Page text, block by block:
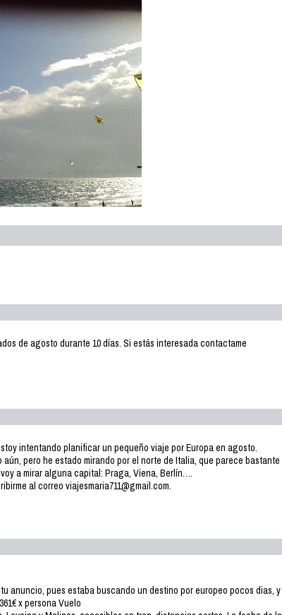
de agosto durante 10 días. Si estás interesada contactame
intentando planificar un pequeño viaje por Europa en agosto.
pero he estado mirando por el norte de Italia, que parece bastante
a mirar alguna capital: Praga, Viena, Berlín….
al correo viajesmaria711@gmail.com.
anuncio, pues estaba buscando un destino por europeo pocos dias, y
x persona Vuelo